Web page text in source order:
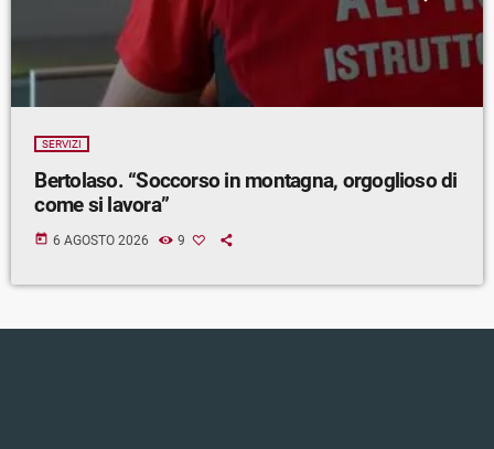
SERVIZI
Bertolaso. “Soccorso in montagna, orgoglioso di
come si lavora”
today 6 AGOSTO 2026 9